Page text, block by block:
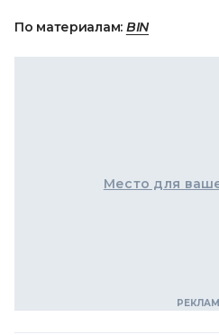
По материалам: BIN
Место для